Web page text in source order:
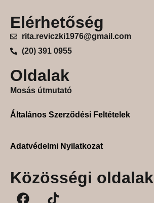
Elérhetőség
rita.reviczki1976@gmail.com
(20) 391 0955
Oldalak
Mosás útmutató
Általános Szerződési Feltételek
Adatvédelmi Nyilatkozat
Közösségi oldalak